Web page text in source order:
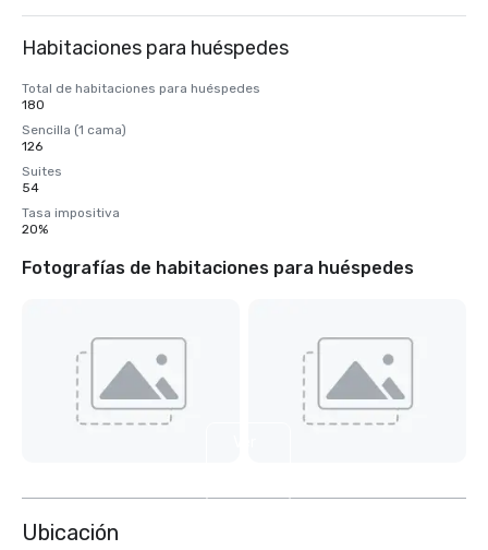
Habitaciones para huéspedes
Total de habitaciones para huéspedes
180
Sencilla (1 cama)
126
Suites
54
Tasa impositiva
20%
Fotografías de habitaciones para huéspedes
Ubicación